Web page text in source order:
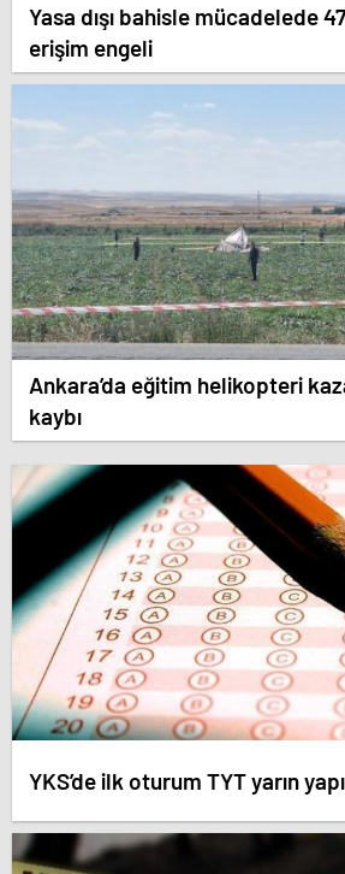
Yasa dışı bahisle mücadelede
erişim engeli
Ankara’da eğitim helikopteri
kaybı
YKS’de ilk oturum TYT yarın